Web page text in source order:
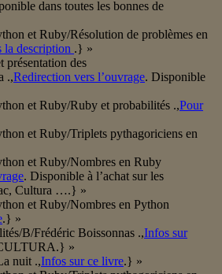
dans toutes les bonnes de
et Ruby/Résolution de problèmes en
la description .} »
présentation des
.,Redirection vers l’ouvrage. Disponible
et Ruby/Ruby et probabilités .,Pour
et Ruby/Triplets pythagoriciens en
et Ruby/Nombres en Ruby
. Disponible à l’achat sur les
Cultura ….} »
et Ruby/Nombres en Python
.} »
B/Frédéric Boissonnas .,Infos sur
»
nuit .,Infos sur ce livre.} »